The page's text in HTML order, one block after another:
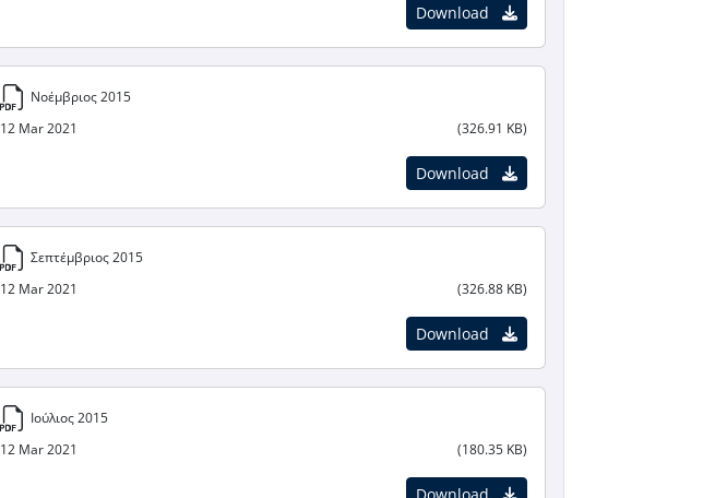
Download
Νοέμβριος 2015
12 Mar 2021
(326.91 KB)
Download
Σεπτέμβριος 2015
12 Mar 2021
(326.88 KB)
Download
Ιούλιος 2015
12 Mar 2021
(180.35 KB)
Download